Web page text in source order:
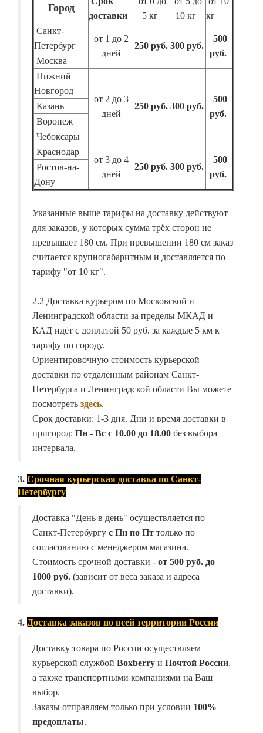
Город
доставки
5 кг
10 кг
кг
Санкт-
Петербург
от 1 до 2
дней
250 руб. 300 руб.
500
руб.
Москва
Нижний
Новгород
от 2 до 3
дней
250 руб. 300 руб.
500
руб.
Казань
Воронеж
Чебоксары
Краснодар
от 3 до 4
дней
250 руб. 300 руб.
500
руб.
Ростов-на-
Дону
Указанные выше тарифы на доставку действуют
для заказов, у которых сумма трёх сторон не
превышает 180 см. При превышении 180 см заказ
считается крупногабаритным и доставляется по
тарифу "от 10 кг".
2.2 Доставка курьером по Московской и
Ленинградской области за пределы МКАД и
КАД идёт с доплатой 50 руб. за каждые 5 км к
тарифу по городу.
Ориентировочную стоимость курьерской
доставки по отдалённым районам Санкт-
Петербурга и Ленинградской области Вы можете
посмотреть здесь.
Срок доставки: 1-3 дня. Дни и время доставки в
пригород: Пн - Вс с 10.00 до 18.00 без выбора
интервала.
3. Срочная курьерская доставка по Санкт-
Петербургу
Доставка "День в день" осуществляется по
Санкт-Петербургу с Пн по Пт только по
согласованию с менеджером магазина.
Стоимость срочной доставки - от 500 руб. до
1000 руб. (зависит от веса заказа и адреса
доставки).
4. Доставка заказов по всей территории России
Доставку товара по России осуществляем
курьерской службой Boxberry и Почтой России,
а также транспортными компаниями на Ваш
выбор.
Заказы отправляем только при условии 100%
предоплаты.